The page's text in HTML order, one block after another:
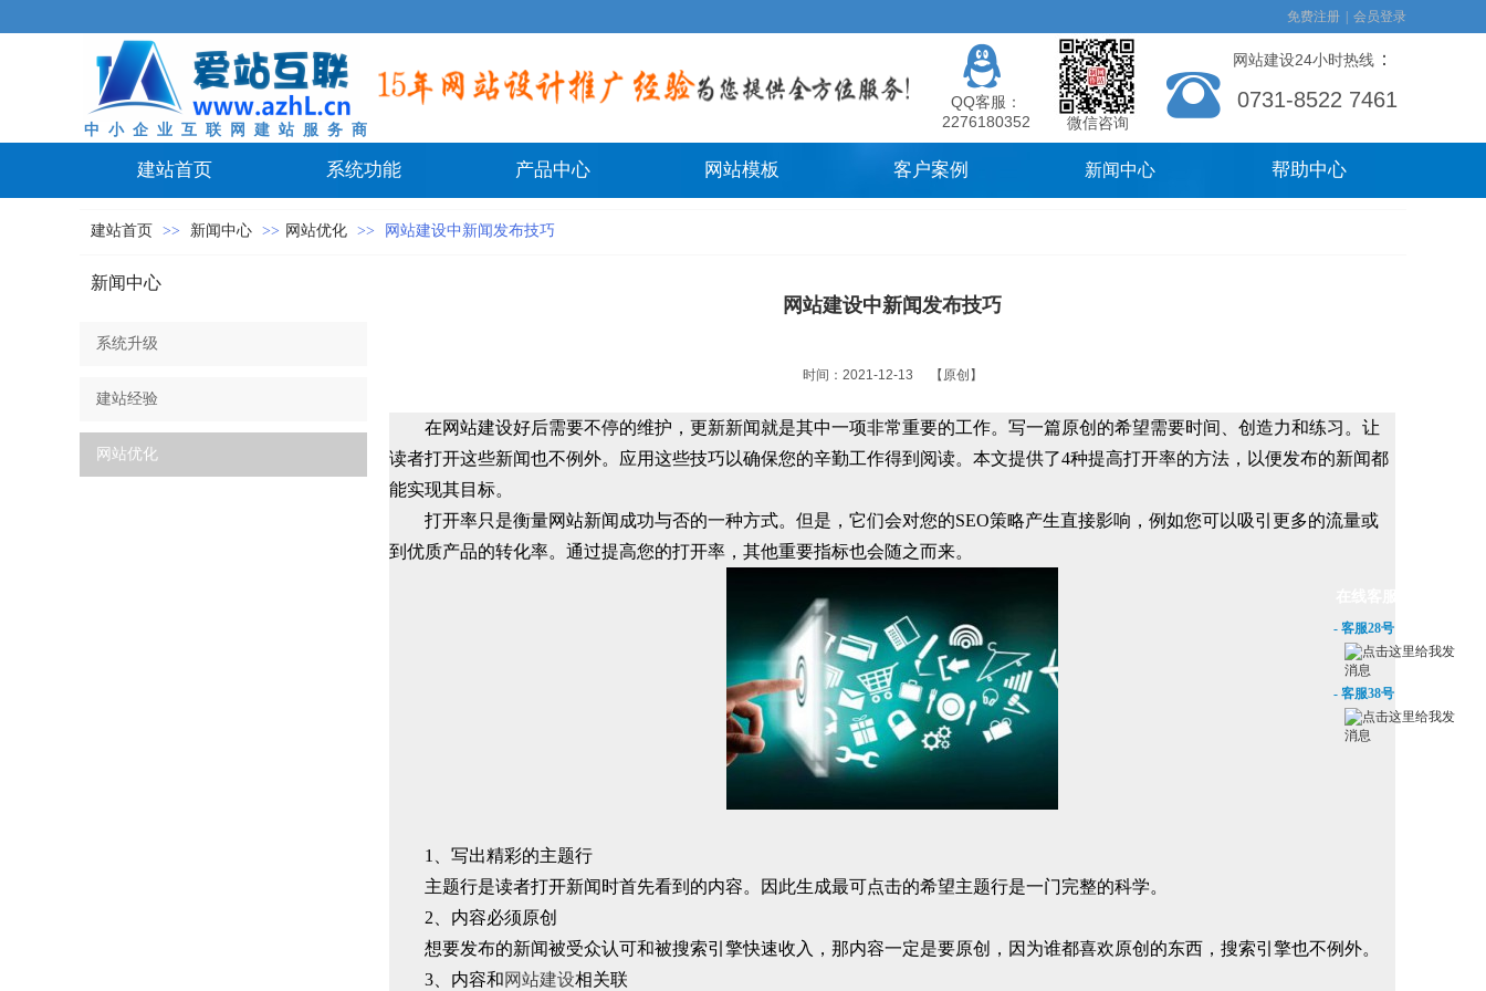
网站建设24小时热线 ：
0731-8522 7461
微信咨询
QQ客服：
2276180352
中 小 企 业 互 联 网 建 站 服 务 商
免费注册 会员登录
建站首页 系统功能 产品中心 网站模板 客户案例 新闻中心 帮助中心
建站首页 >> 新闻中心 >> 网站优化 >> 网站建设中新闻发布技巧
新闻中心
系统升级
建站经验
网站优化
网站建设中新闻发布技巧
时间：2021-12-13 【原创】
在网站建设好后需要不停的维护，更新新闻就是其中一项非常重要的工作。写一篇原创的希望需要时间、创造力和练习。让
读者打开这些新闻也不例外。应用这些技巧以确保您的辛勤工作得到阅读。本文提供了4种提高打开率的方法，以便发布的新闻都
能实现其目标。
打开率只是衡量网站新闻成功与否的一种方式。但是，它们会对您的SEO策略产生直接影响，例如您可以吸引更多的流量或
到优质产品的转化率。通过提高您的打开率，其他重要指标也会随之而来。
1、写出精彩的主题行
主题行是读者打开新闻时首先看到的内容。因此生成最可点击的希望主题行是一门完整的科学。
2、内容必须原创
想要发布的新闻被受众认可和被搜索引擎快速收入，那内容一定是要原创，因为谁都喜欢原创的东西，搜索引擎也不例外。
3、内容和网站建设相关联
- 客服28号
- 客服38号